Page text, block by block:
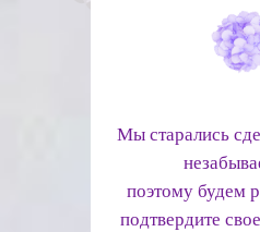
Мы старались
поэтому будем
подтвердите